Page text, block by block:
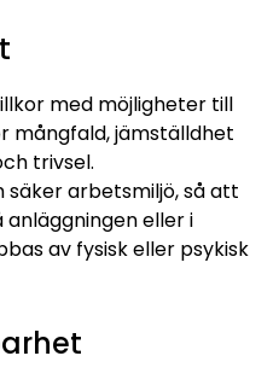
med möjligheter till
mångfald, jämställdhet
trivsel.
säker arbetsmiljö, så att
eller i
av fysisk eller psykisk